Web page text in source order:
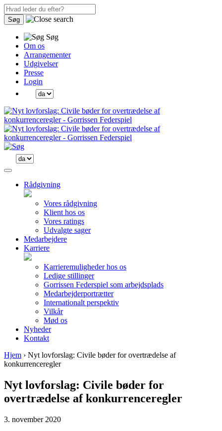
Søg
Søg
Om os
Arrangementer
Udgivelser
Presse
Login
Rådgivning
Vores rådgivning
Klient hos os
Vores ratings
Udvalgte sager
Medarbejdere
Karriere
Karrieremuligheder hos os
Ledige stillinger
Gorrissen Federspiel som arbejdsplads
Medarbejderportrætter
Internationalt perspektiv
Vilkår
Mød os
Nyheder
Kontakt
Hjem › Nyt lovforslag: Civile bøder for overtrædelse af
konkurrenceregler
Nyt lovforslag: Civile bøder for
overtrædelse af konkurrenceregler
3. november 2020